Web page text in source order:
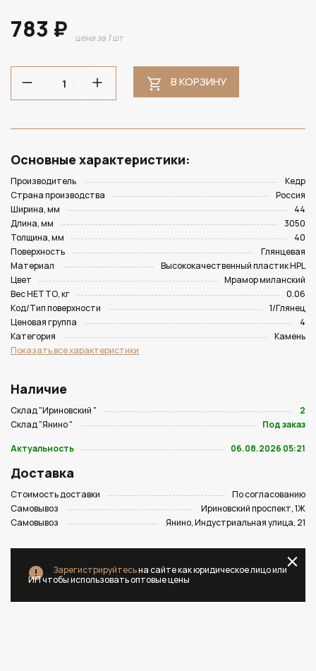
783 ₽ цена за 1 шт
В КОРЗИНУ
Основные характеристики:
Производитель
Кедр
Страна производства
Россия
Ширина, мм
44
Длина, мм
3050
Толщина, мм
40
Поверхность
Глянцевая
Материал
Высококачественный пластик HPL
Цвет
Мрамор миланский
Вес НЕТТО, кг
0.06
Код/Тип поверхности
1/Глянец
Ценовая группа
4
Категория
Камень
Показать все характеристики
Наличие
Склад "Ириновский "
2
Склад "Янино "
Под заказ
Актуальность
06.08.2026 05:21
Доставка
Стоимость доставки
По согласованию
Самовывоз
Ириновский проспект, 1Ж
Самовывоз
Янино, Индустриальная улица, 21
Зарегистрируйтесьна сайте как юридическое лицо или
ИП чтобы использовать оптовые цены